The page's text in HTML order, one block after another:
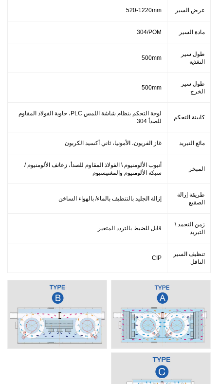
عرض السير 520-1220mm
مادة السير 304/POM
طول سير
التغذية
500mm
طول سير
الخرج
500mm
كابينة التحكم
لوحة التحكم بنظام شاشة اللمس PLC، حاوية الفولاذ المقاوم
للصدأ 304
مائع التبريد غاز الفريون، الأمونيا، ثاني أكسيد الكربون
المبخر
أنبوب الألومنيوم \ الفولاذ المقاوم للصدأ، زعانف الألومنيوم /
سبكة الألومنيوم والمغنيسيوم
طريقة إزالة
الصقيع
إزالة الجليد بالتنظيف بالماء/ بالهواء الساخن
زمن التجمد \
التبريد
قابل للضبط بالتردد المتغير
تنظيف السير
الناقل
CIP